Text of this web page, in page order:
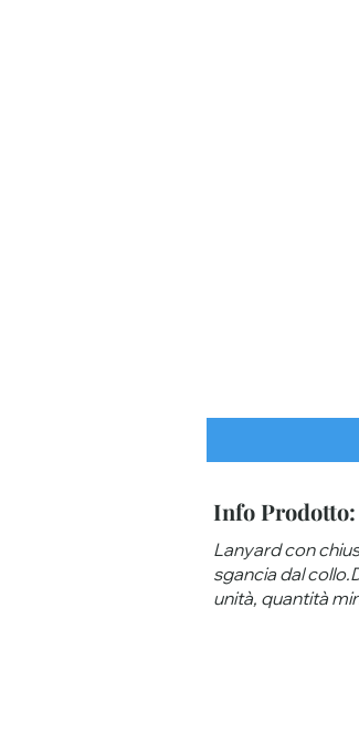
Info Prodotto:
Lanyard con
sgancia dal
unità, quantità